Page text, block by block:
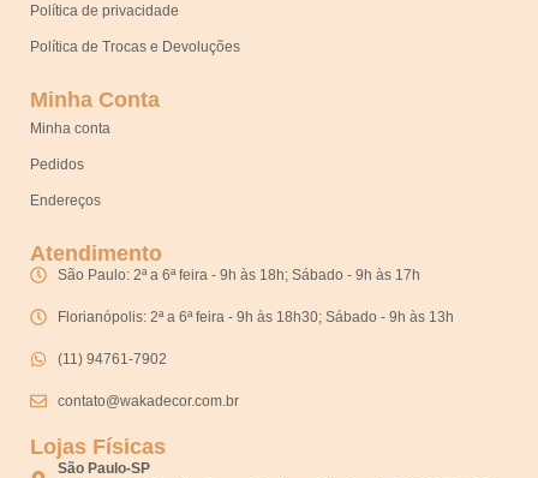
Política de privacidade
Política de Trocas e Devoluções
Minha Conta
Minha conta
Pedidos
Endereços
Atendimento
São Paulo: 2ª a 6ª feira - 9h às 18h; Sábado - 9h às 17h
Florianópolis: 2ª a 6ª feira - 9h às 18h30; Sábado - 9h às 13h
(11) 94761-7902
contato@wakadecor.com.br
Lojas Físicas
São Paulo-SP